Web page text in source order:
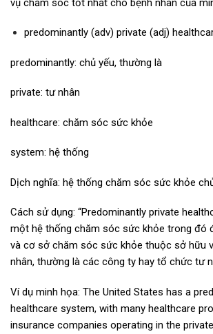
vụ chăm sóc tốt nhất cho bệnh nhân của
predominantly (adv) private (adj)
predominantly: chủ yếu, thường là
private: tư nhân
healthcare: chăm sóc sức khỏe
system: hệ thống
Dịch nghĩa: hệ thống chăm sóc sức khỏe
Cách sử dụng: “Predominantly private
một hệ thống chăm sóc sức khỏe trong đó
và cơ sở chăm sóc sức khỏe thuộc sở hữu
nhân, thường là các công ty hay tổ chức tư
Ví dụ minh họa: The United States has a
healthcare system, with many healthcare
insurance companies operating in the